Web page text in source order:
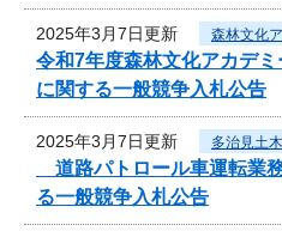
2025年3月7日更新 森林文化
令和7年度森林文化アカデ
に関する一般競争入札公告
2025年3月7日更新 多治見土
道路パトロール車運転業
る一般競争入札公告